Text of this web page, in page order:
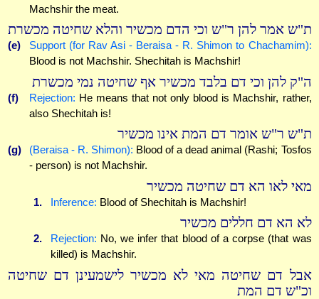
Machshir the meat.
ת"ש אמר להן ר"ש וכי הדם מכשיר והלא שחיטה מכשרת
(e)
Support (for Rav Asi - Beraisa - R. Shimon to Chachamim):
Blood is not Machshir. Shechitah is Machshir!
ה"ק להן וכי דם בלבד מכשיר אף שחיטה נמי מכשרת
(f) Rejection: He means that not only blood is Machshir, rather,
also Shechitah is!
ת"ש ר"ש אומר דם המת אינו מכשיר
(g) (Beraisa - R. Shimon): Blood of a dead animal (Rashi; Tosfos
- person) is not Machshir.
מאי לאו הא דם שחיטה מכשיר
1. Inference: Blood of Shechitah is Machshir!
לא הא דם חללים מכשיר
2. Rejection: No, we infer that blood of a corpse (that was
killed) is Machshir.
אבל דם שחיטה מאי לא מכשיר לישמעינן דם שחיטה
וכ"ש דם המת